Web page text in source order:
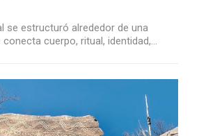
se estructuró alrededor de una
cuerpo, ritual, identidad,…